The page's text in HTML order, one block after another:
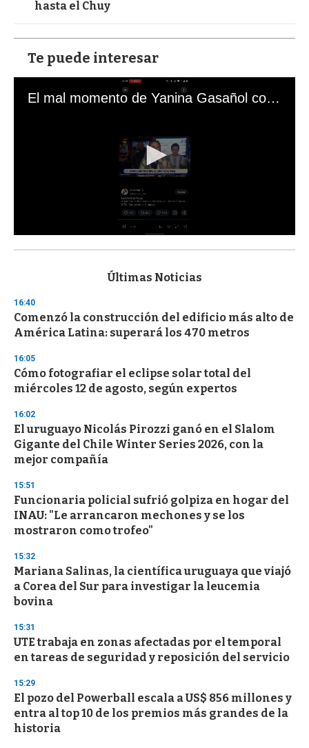
hasta el Chuy
Te puede interesar
El mal momento de Yanina Gasañol con un hincha argentino en "Subrayado"
s
d
s
o
f
3
s
c
n
d
s
Últimas Noticias
16:40
Comenzó la construcción del edificio más alto de
América Latina: superará los 470 metros
16:05
Cómo fotografiar el eclipse solar total del
miércoles 12 de agosto, según expertos
16:02
El uruguayo Nicolás Pirozzi ganó en el Slalom
Gigante del Chile Winter Series 2026, con la
mejor compañía
15:51
Funcionaria policial sufrió golpiza en hogar del
INAU: "Le arrancaron mechones y se los
mostraron como trofeo"
15:32
Mariana Salinas, la científica uruguaya que viajó
a Corea del Sur para investigar la leucemia
bovina
15:31
UTE trabaja en zonas afectadas por el temporal
en tareas de seguridad y reposición del servicio
15:29
El pozo del Powerball escala a US$ 856 millones y
entra al top 10 de los premios más grandes de la
historia